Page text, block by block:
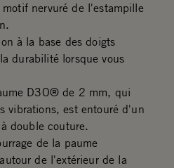
nervuré de l'estampille
à la base des doigts
durabilité lorsque vous
D3O® de 2 mm, qui
vibrations, est entouré d'un
double couture.
de la paume
de l'extérieur de la